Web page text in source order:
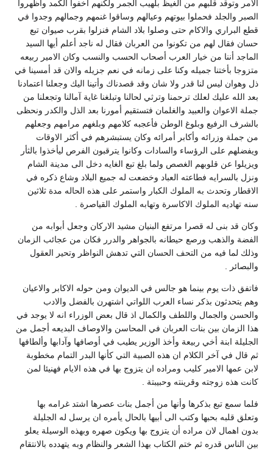
الامر وتوقد قلبهم من الغيظ بلهيب الجمر ولكنهم أخفوا الكمد وأظهروا
الصبر والجلد فحملوا بيوتهم وعيالهم وساقوا غنمهم وجمالهم وجدوا في
قطع البراري والاكام حتى وصلوا بلاد الشام فنزلوا بقرب صيوان تبع
حسان فقال لهم من تكونوا من العربان فقال له ناجد أعلم أيها السيد
الماجد أننا من خيار العرب أصحاب الحسب والنسب وكان الامير ربيعه
متزوجا بأختنا جميله وكنا على زمانه في نعم جزيله والان قد أمسينا في
ذل وهوان ليس لنا قدر ولا شان وقد قصدناك وأتينا اليك وجعلنا اعتمادنا
بعد الله عليك لعلك ترحمنا وترثي لحالنا وتبلغنا غاية آمالنا وتجعلنا من
جملة الاعوان والعبيد والغلمان فتستقيم أمورنا بعد الذل والكدر ونحظى
بالشرف الرفيع وبلوغ الوطن فأعجبه كلامهم وبلغهم مرامهم وجعلهم
من جملة وزرائه وأكابر أمرائه وكان يستبشرهم في أكثر الاوقات
ويفضلهم على الرؤساء والسادات وكانوا يترقبون الفرص ليأخذوا بالثأر
ويزيلوا عن قلوبهم الغصص ولما بلغ تبع الغايه دخل الى مدينة الشام
ونزل بالسرايه فطاعته العباد وخضعت له جميع البلاد وشاع ذكره في
الاقطار وتحدث به الملوك الكبار واستمر على هذه الحاله مدة ثلاثين
سنه تهاديه الملوك الاكاسرة وتهابه الملوك القياصرة .
وكان قد بنى له قصرا مرتفع البنيان مشيد الاركان وجعل أبوابه من
الفضة والذهب ورصع حيطانه بالجواهر والدرر فكان من عجائب الزمان
وذلك لما فيه من التحف الحسان التي تدهش النواظر وتحير العقول
والبصائر .
فاتفق ذات يوم بينما هو جالس في الديوان ومن حوله الاكابر والاعيان
وهم يتحدثون بذكر نساء العرب اللواتي اشتهرن بالفضل والادب
والحسن والجمال واللطف والكمال اذ قال بعض الوزراء انه لا يوجد في
هذا الزمان بين بنات العربان في المحاسن والاوصاف البديعه أجمل من
الجليلة ابنة أخي ربيعة وأخذ الوزير يطيب في أوصافها وآدابها وألطافها
ثم قال في آخر الكلام ان هذه الصبية التي كأنها البدر التمام مخطوبة
لابن عمها الامير كليب ومراده ان يتزوج بها في هذه الايام فهنيئا لمن
كانت هذه زوجته وقرينته وحبيبتة .
فلما سمع تبع بذكرها وأنها من أجمل بنات عصرها اشتد غرامه بها
وتعلق قلبه بحبها وكتب الى أبيها بالحال يأمره ان يرسل له الجليلة
بدون اهمال لان مراده أن يتزوج بها ويكون صهره وبهذه الوسيلة يعلو
بين الناس قدره ثم ختم الكتاب بهذا الشعر والنظام وبه يتهدده بالانتقام